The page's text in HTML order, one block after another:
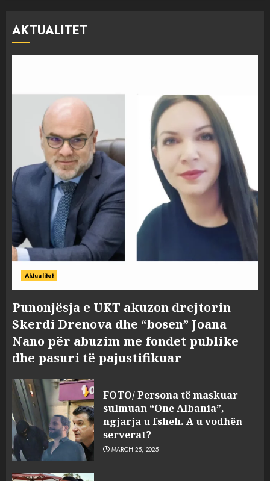
AKTUALITET
Aktualitet
Punonjësja e UKT akuzon drejtorin
Skerdi Drenova dhe “bosen” Joana
Nano për abuzim me fondet publike
dhe pasuri të pajustifikuar
FOTO/ Persona të maskuar
sulmuan “One Albania”,
ngjarja u fsheh. A u vodhën
serverat?
MARCH 25, 2025